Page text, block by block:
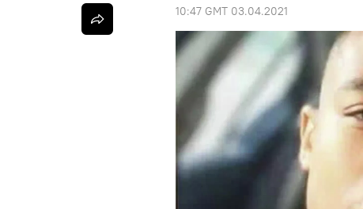
10:47 GMT 03.04.2021